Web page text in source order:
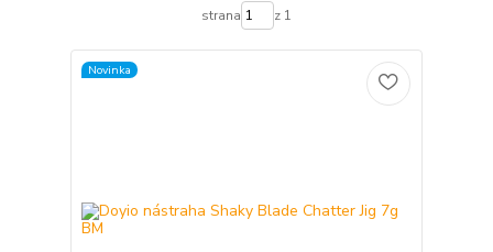
strana z 1
Novinka